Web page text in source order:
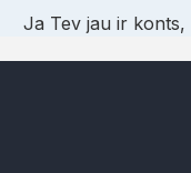
Ja Tev jau ir konts,